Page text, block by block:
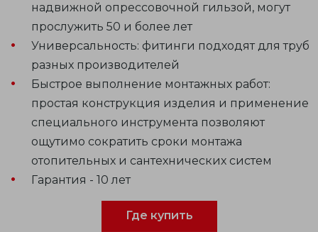
надвижной опрессовочной гильзой, могут
прослужить 50 и более лет
Универсальность: фитинги подходят для труб
разных производителей
Быстрое выполнение монтажных работ:
простая конструкция изделия и применение
специального инструмента позволяют
ощутимо сократить сроки монтажа
отопительных и сантехнических систем
Гарантия - 10 лет
Где купить